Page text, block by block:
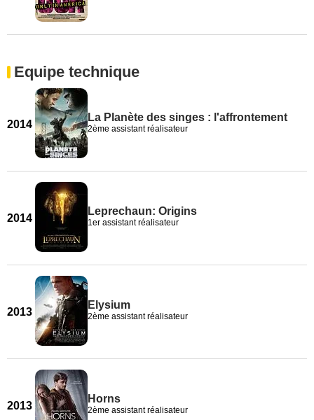
Equipe technique
2014
La Planète des singes : l'affrontement
2ème assistant réalisateur
2014
Leprechaun: Origins
1er assistant réalisateur
2013
Elysium
2ème assistant réalisateur
2013
Horns
2ème assistant réalisateur